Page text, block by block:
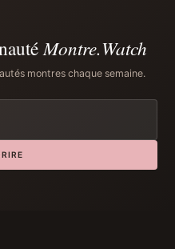
Montre.Watch
montres chaque semaine.